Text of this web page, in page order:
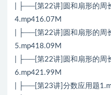
| ├──[第22讲]圆和扇形的周
4.mp416.07M
| ├──[第22讲]圆和扇形的周
5.mp418.09M
| ├──[第22讲]圆和扇形的周
6.mp421.99M
| ├──[第23讲]分数应用题